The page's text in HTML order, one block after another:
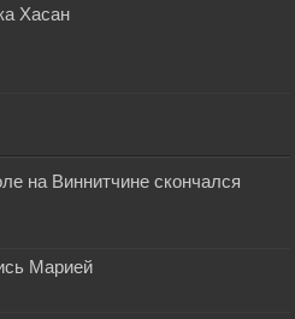
Хасан
на Виннитчине скончался
Марией